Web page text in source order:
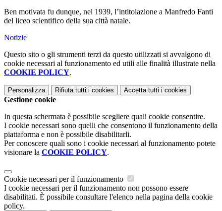
Ben motivata fu dunque, nel 1939, l’intitolazione a Manfredo Fanti
del liceo scientifico della sua città natale.
Notizie
Questo sito o gli strumenti terzi da questo utilizzati si avvalgono di
cookie necessari al funzionamento ed utili alle finalità illustrate nella
COOKIE POLICY.
Personalizza Rifiuta tutti i cookies Accetta tutti i cookies
Gestione cookie
In questa schermata è possibile scegliere quali cookie consentire.
I cookie necessari sono quelli che consentono il funzionamento della
piattaforma e non è possibile disabilitarli.
Per conoscere quali sono i cookie necessari al funzionamento potete
visionare la COOKIE POLICY.
Cookie necessari per il funzionamento
I cookie necessari per il funzionamento non possono essere
disabilitati. È possibile consultare l'elenco nella pagina della cookie
policy.